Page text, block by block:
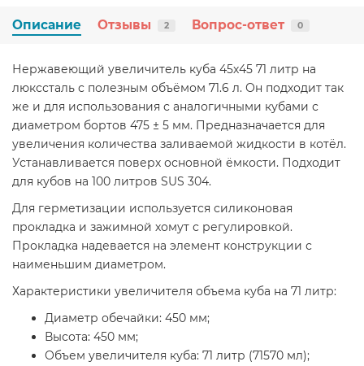
Описание Отзывы 2 Вопрос-ответ 0
Нержавеющий увеличитель куба 45х45 71 литр на
люкссталь с полезным объёмом 71.6 л. Он подходит так
же и для использования с аналогичными кубами с
диаметром бортов 475 ± 5 мм. Предназначается для
увеличения количества заливаемой жидкости в котёл.
Устанавливается поверх основной ёмкости. Подходит
для кубов на 100 литров SUS 304.
Для герметизации используется силиконовая
прокладка и зажимной хомут с регулировкой.
Прокладка надевается на элемент конструкции с
наименьшим диаметром.
Характеристики увеличителя объема куба на 71 литр:
Диаметр обечайки: 450 мм;
Высота: 450 мм;
Объем увеличителя куба: 71 литр (71570 мл);